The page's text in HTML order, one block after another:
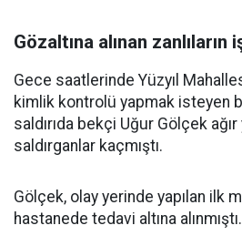
Gözaltına alınan
Gece saatlerinde Yüzyıl
kimlik kontrolü yapmak isteyen
saldırıda bekçi Uğur Gölçek ağır
saldırganlar kaçmıştı.
Gölçek, olay yerinde yapılan ilk
hastanede tedavi altına alınmıştı.